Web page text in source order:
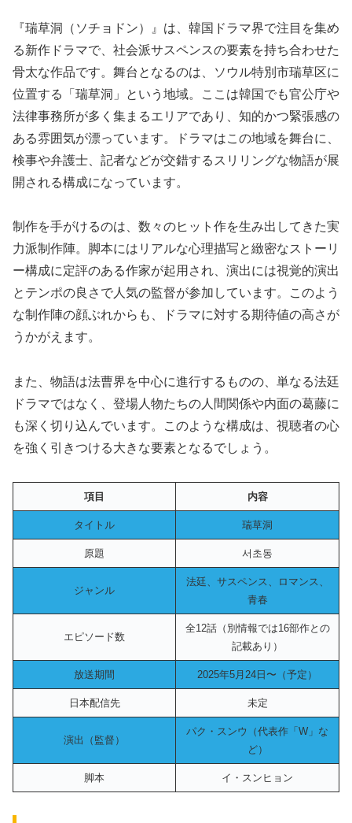
『瑞草洞（ソチョドン）』は、韓国ドラマ界で注目を集め
る新作ドラマで、社会派サスペンスの要素を持ち合わせた
骨太な作品です。舞台となるのは、ソウル特別市瑞草区に
位置する「瑞草洞」という地域。ここは韓国でも官公庁や
法律事務所が多く集まるエリアであり、知的かつ緊張感の
ある雰囲気が漂っています。ドラマはこの地域を舞台に、
検事や弁護士、記者などが交錯するスリリングな物語が展
開される構成になっています。
制作を手がけるのは、数々のヒット作を生み出してきた実
力派制作陣。脚本にはリアルな心理描写と緻密なストーリ
ー構成に定評のある作家が起用され、演出には視覚的演出
とテンポの良さで人気の監督が参加しています。このよう
な制作陣の顔ぶれからも、ドラマに対する期待値の高さが
うかがえます。
また、物語は法曹界を中心に進行するものの、単なる法廷
ドラマではなく、登場人物たちの人間関係や内面の葛藤に
も深く切り込んでいます。このような構成は、視聴者の心
を強く引きつける大きな要素となるでしょう。
項目 内容
タイトル 瑞草洞
原題 서초동
ジャンル
法廷、サスペンス、ロマンス、
青春
エピソード数
全12話（別情報では16部作との
記載あり）
放送期間 2025年5月24日〜（予定）
日本配信先 未定
演出（監督）
パク・スンウ（代表作「W」な
ど）
脚本 イ・スンヒョン